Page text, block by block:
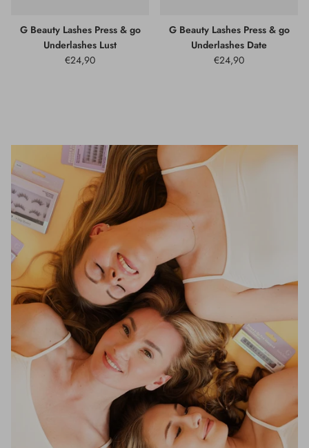
G Beauty Lashes Press & go
Underlashes Lust
€24,90
G Beauty Lashes Press & go
Underlashes Date
€24,90